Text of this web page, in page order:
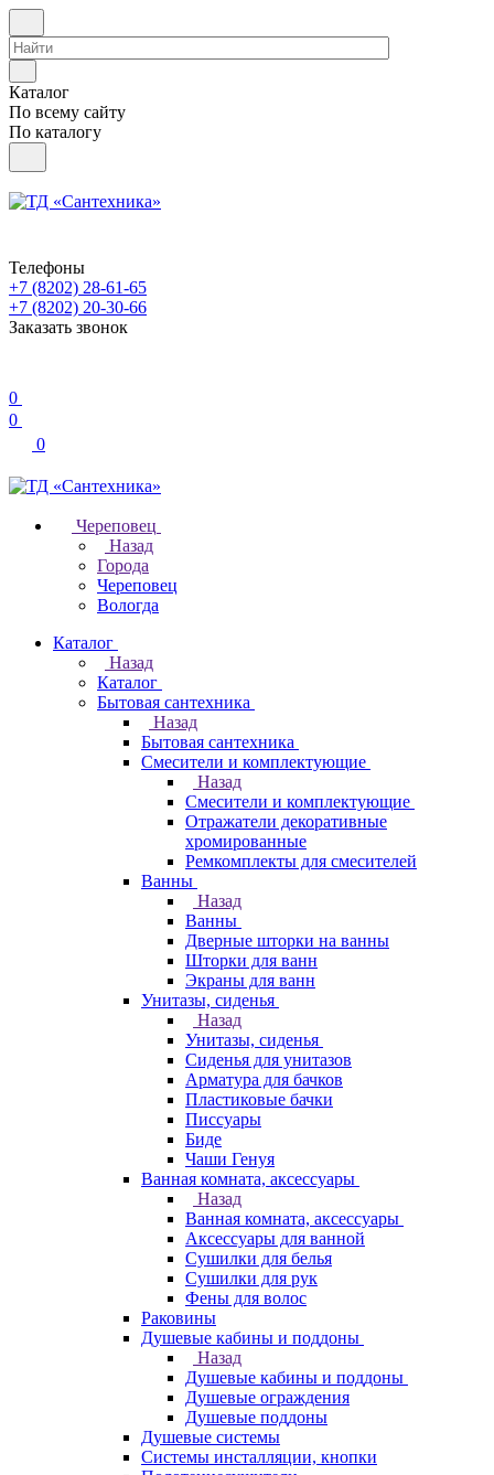
Каталог
По всему сайту
По каталогу
Телефоны
+7 (8202) 28‑61-65
+7 (8202) 20‑30-66
Заказать звонок
0
0
0
Череповец
Назад
Города
Череповец
Вологда
Каталог
Назад
Каталог
Бытовая сантехника
Назад
Бытовая сантехника
Смесители и комплектующие
Назад
Смесители и комплектующие
Отражатели декоративные
хромированные
Ремкомплекты для смесителей
Ванны
Назад
Ванны
Дверные шторки на ванны
Шторки для ванн
Экраны для ванн
Унитазы, сиденья
Назад
Унитазы, сиденья
Сиденья для унитазов
Арматура для бачков
Пластиковые бачки
Писсуары
Биде
Чаши Генуя
Ванная комната, аксессуары
Назад
Ванная комната, аксессуары
Аксессуары для ванной
Сушилки для белья
Сушилки для рук
Фены для волос
Раковины
Душевые кабины и поддоны
Назад
Душевые кабины и поддоны
Душевые ограждения
Душевые поддоны
Душевые системы
Системы инсталляции, кнопки